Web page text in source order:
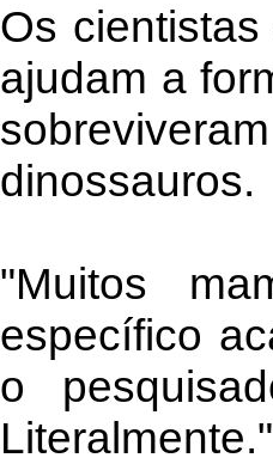
Os
ajudam a
dinossauros.
"Muitos
específico
o
Literalmente."